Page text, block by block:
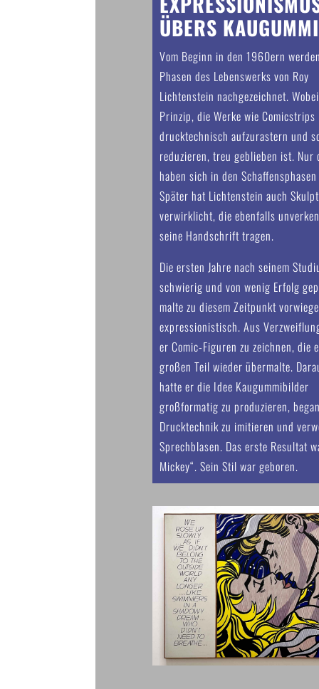
ÜBERS KAUGUMMI
Vom Beginn in den 1960ern
Phasen des Lebenswerks von Roy
Lichtenstein nachgezeichnet.
Prinzip, die Werke wie Comicstrips
drucktechnisch aufzurastern und
reduzieren, treu geblieben ist. Nur
haben sich in den
Später hat Lichtenstein auch
verwirklicht, die ebenfalls
seine Handschrift tragen.
Die ersten Jahre nach seinem
schwierig und von wenig Erfolg
malte zu diesem Zeitpunkt
expressionistisch. Aus
er Comic-Figuren zu zeichnen, die
großen Teil wieder übermalte.
hatte er die Idee Kaugummibilder
großformatig zu produzieren,
Drucktechnik zu imitieren und
Sprechblasen. Das erste Resultat
Mickey“. Sein Stil war geboren.